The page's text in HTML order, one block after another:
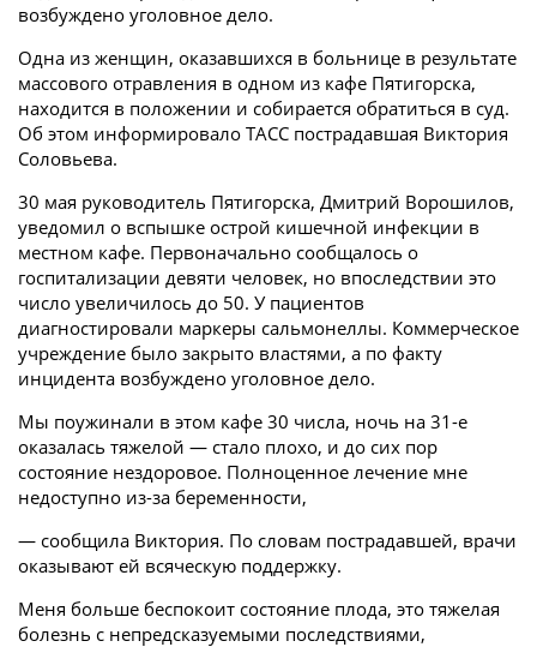
возбуждено уголовное дело.
Одна из женщин, оказавшихся в больнице в результате
массового отравления в одном из кафе Пятигорска,
находится в положении и собирается обратиться в суд.
Об этом информировало ТАСС пострадавшая Виктория
Соловьева.
30 мая руководитель Пятигорска, Дмитрий Ворошилов,
уведомил о вспышке острой кишечной инфекции в
местном кафе. Первоначально сообщалось о
госпитализации девяти человек, но впоследствии это
число увеличилось до 50. У пациентов
диагностировали маркеры сальмонеллы. Коммерческое
учреждение было закрыто властями, а по факту
инцидента возбуждено уголовное дело.
Мы поужинали в этом кафе 30 числа, ночь на 31-е
оказалась тяжелой — стало плохо, и до сих пор
состояние нездоровое. Полноценное лечение мне
недоступно из-за беременности,
— сообщила Виктория. По словам пострадавшей, врачи
оказывают ей всяческую поддержку.
Меня больше беспокоит состояние плода, это тяжелая
болезнь с непредсказуемыми последствиями,